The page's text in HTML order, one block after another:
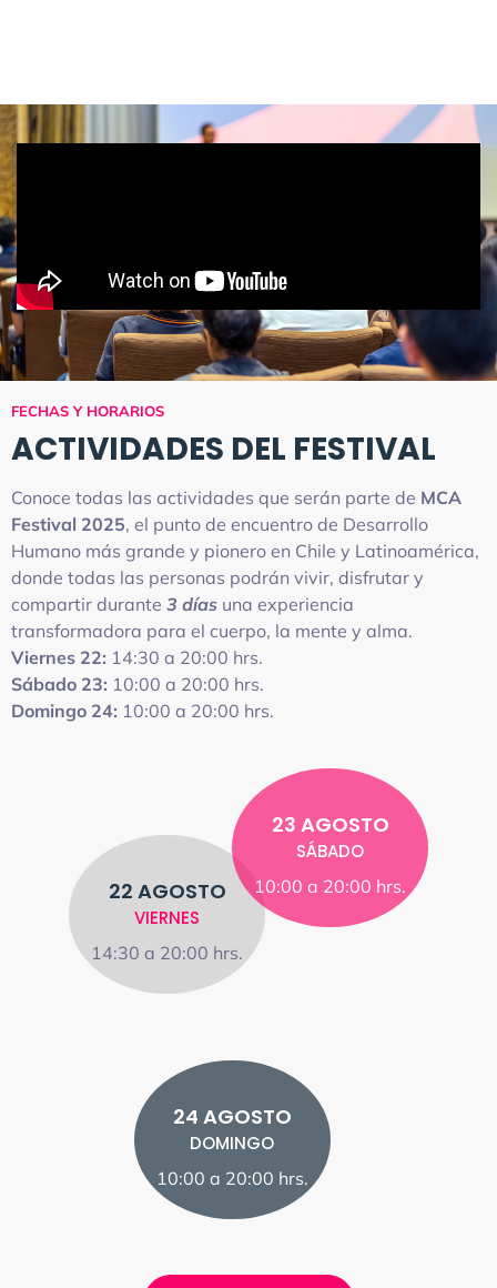
FECHAS Y HORARIOS
ACTIVIDADES DEL FESTIVAL
Conoce todas las actividades que serán parte de MCA
Festival 2025, el punto de encuentro de Desarrollo
Humano más grande y pionero en Chile y Latinoamérica,
donde todas las personas podrán vivir, disfrutar y
compartir durante 3 días una experiencia
transformadora para el cuerpo, la mente y alma.
Viernes 22: 14:30 a 20:00 hrs.
Sábado 23: 10:00 a 20:00 hrs.
Domingo 24: 10:00 a 20:00 hrs.
22 AGOSTO
VIERNES
14:30 a 20:00 hrs.
23 AGOSTO
SÁBADO
10:00 a 20:00 hrs.
24 AGOSTO
DOMINGO
10:00 a 20:00 hrs.